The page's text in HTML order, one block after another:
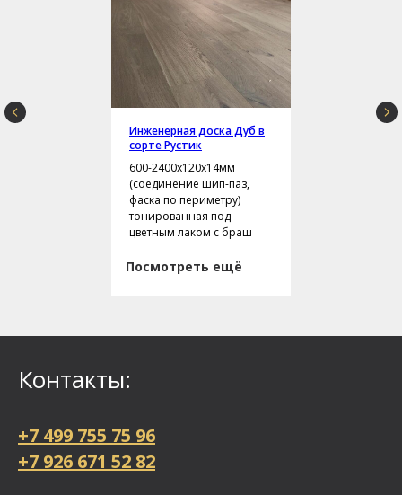
Инженерная доска Дуб в
сорте Рустик
600-2400х120х14мм
(соединение шип-паз,
фаска по периметру)
тонированная под
цветным лаком с браш
Посмотреть ещё
Контакты:
+7 499 755 75 96
+7 926 671 52 82